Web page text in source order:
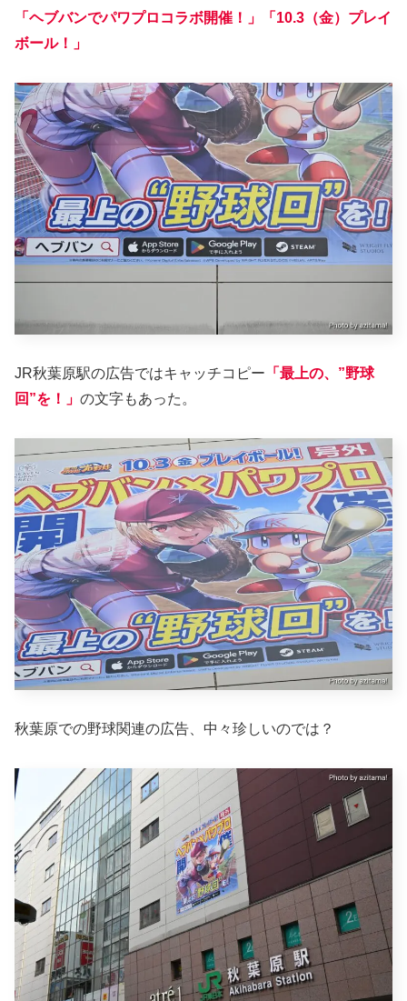
「ヘブバンでパワプロコラボ開催！」「10.3（金）プレイ
ボール！」
JR秋葉原駅の広告ではキャッチコピー 「最上の、”野球
回”を！」 の文字もあった。
秋葉原での野球関連の広告、中々珍しいのでは？